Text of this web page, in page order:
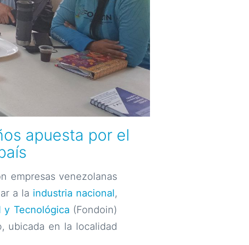
apuesta por el
empresas venezolanas
a la industria nacional,
y Tecnológica (Fondoin)
ubicada en la localidad